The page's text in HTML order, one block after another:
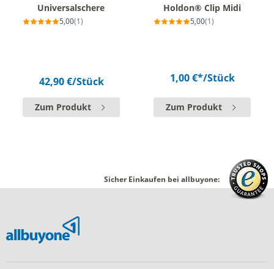
Universalschere
5,00(1)
42,90 €/Stück
Zum Produkt
Holdon® Clip Midi
5,00(1)
1,00 €*/Stück
Zum Produkt
Sicher Einkaufen bei allbuyone: